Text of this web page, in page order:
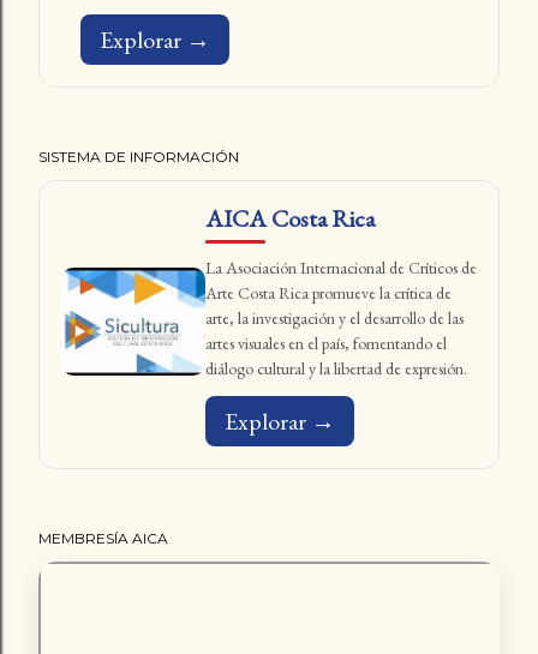
Explorar →
SISTEMA DE INFORMACIÓN
AICA Costa Rica
La Asociación Internacional de Críticos de
Arte Costa Rica promueve la crítica de
arte, la investigación y el desarrollo de las
artes visuales en el país, fomentando el
diálogo cultural y la libertad de expresión.
Explorar →
MEMBRESÍA AICA